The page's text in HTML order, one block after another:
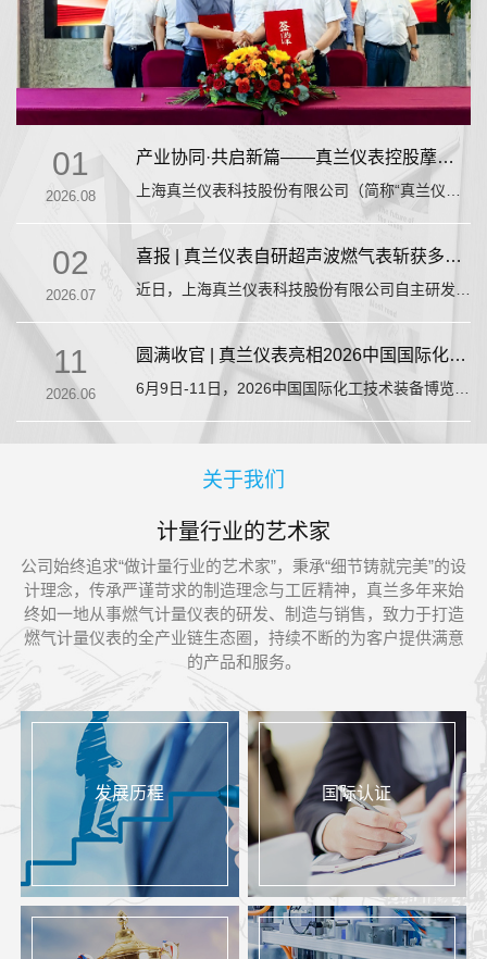
产业协同·共启新篇——真兰仪表控股藦卡
机器人完成股权变更登记
上海真兰仪表科技股份有限公司（简称“真兰仪
表”）与芜湖藦卡机器人科技有限公司（简称“藦卡
机器人”）股权收购于近日完成企业变更登记（已
获得56.8347%股权），双方在安徽芜湖举行签约
庆祝仪式，以记录企业发展这一里程碑时刻。真兰
仪表董事长李诗华、执行总裁任海军、副总裁徐荣
华、副总裁王文军，藦卡机器人创始人罗涛...
01
2026.08
喜报 | 真兰仪表自研超声波燃气表斩获多项
欧盟权威认证，彰显中国智造硬实力
近日，上海真兰仪表科技股份有限公司自主研发的
超声波燃气表，正式通过MID、OIML及EN14236
等多项欧盟权威认证。这是国内首张以完全自主核
心计量模组通过认证的超声波燃气表证书。这不仅
意味着公司产品成功获得进入国际高端市场的重要
研发能力以及国际质量体系建设方面，迈上了...
02
2026.07
圆满收官 | 真兰仪表亮相2026中国国际化工
技术装备博览会，精准计量赋能化工行业智
能未来
6月9日-11日，2026中国国际化工技术装备博览会
（CTEF）在上海新国际博览中心盛大启幕。这场
领域内最前沿的技术成果与创新产品。上海真兰仪
表科技股份有限公司携高精度工业计量产品矩阵及
仁深度交流，共探化工行业智能化升级新路径...
11
2026.06
关于我们
计量行业的艺术家
公司始终追求“做计量行业的艺术家”，秉承“细节铸就完美”的设
计理念，传承严谨苛求的制造理念与工匠精神，真兰多年来始
终如一地从事燃气计量仪表的研发、制造与销售，致力于打造
燃气计量仪表的全产业链生态圈，持续不断的为客户提供满意
的产品和服务。
发展历程 国际认证